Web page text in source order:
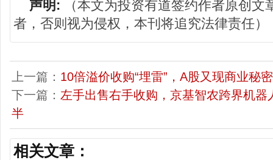
声明:
（本文为投资有道签约作者原创
者，否则视为侵权，本刊将追究法律责任）
上一篇： 10倍溢价收购“埋雷”，A股又现商业秘
下一篇： 左手出售右手收购，京基智农跨界机
半
相关文章：